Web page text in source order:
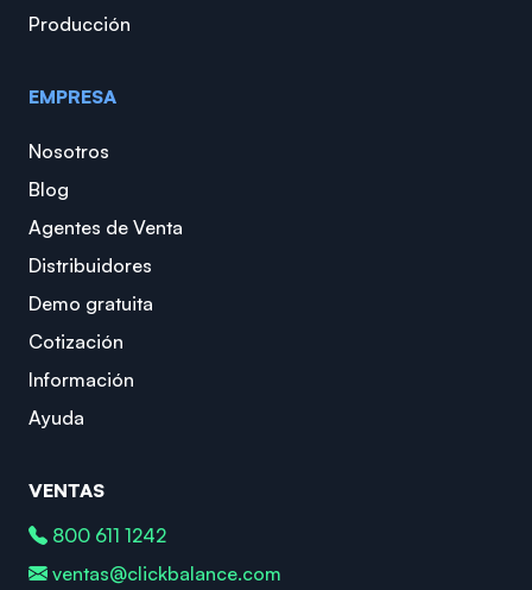
Producción
EMPRESA
Nosotros
Blog
Agentes de Venta
Distribuidores
Demo gratuita
Cotización
Información
Ayuda
VENTAS
800 611 1242
ventas@clickbalance.com